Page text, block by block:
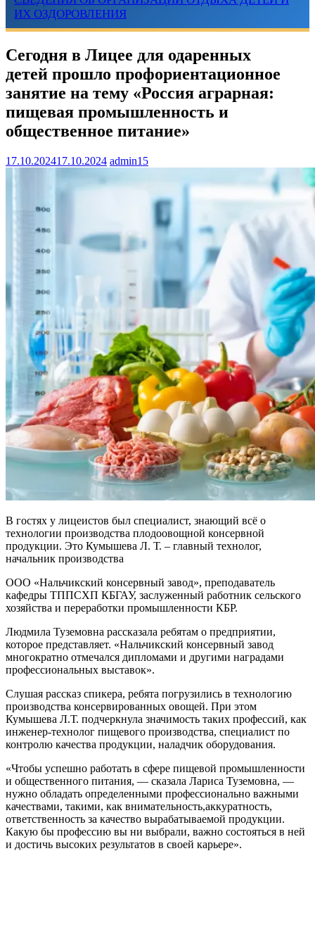
ИХ ОЗДОРОВЛЕНИЯ
Сегодня в Лицее для одаренных
детей прошло профориентационное
занятие на тему «Россия аграрная:
пищевая промышленность и
общественное питание»
17.10.202417.10.2024 admin15
В гостях у лицеистов был специалист, знающий всё о
технологии производства плодоовощной консервной
продукции. Это Кумышева Л. Т. – главный технолог,
начальник производства
ООО «Нальчикский консервный завод», преподаватель
кафедры ТППСХП КБГАУ, заслуженный работник сельского
хозяйства и переработки промышленности КБР.
Людмила Туземовна рассказала ребятам о предприятии,
которое представляет. «Нальчикский консервный завод
многократно отмечался дипломами и другими наградами
профессиональных выставок».
Слушая рассказ спикера, ребята погрузились в технологию
производства консервированных овощей. При этом
Кумышева Л.Т. подчеркнула значимость таких профессий, как
инженер-технолог пищевого производства, специалист по
контролю качества продукции, наладчик оборудования.
«Чтобы успешно работать в сфере пищевой промышленности
и общественного питания, — сказала Лариса Туземовна, —
нужно обладать определенными профессионально важными
качествами, такими, как внимательность,аккуратность,
ответственность за качество вырабатываемой продукции.
Какую бы профессию вы ни выбрали, важно состояться в ней
и достичь высоких результатов в своей карьере».